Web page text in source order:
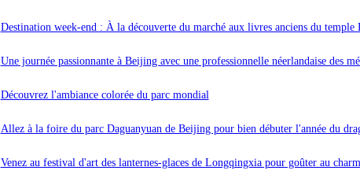
Destination week-end : À la découverte du marché aux livres anciens du temple
Une journée passionnante à Beijing avec une professionnelle néerlandaise des
Découvrez l'ambiance colorée du parc mondial
Allez à la foire du parc Daguanyuan de Beijing pour bien débuter l'année du
Venez au festival d'art des lanternes-glaces de Longqingxia pour goûter au